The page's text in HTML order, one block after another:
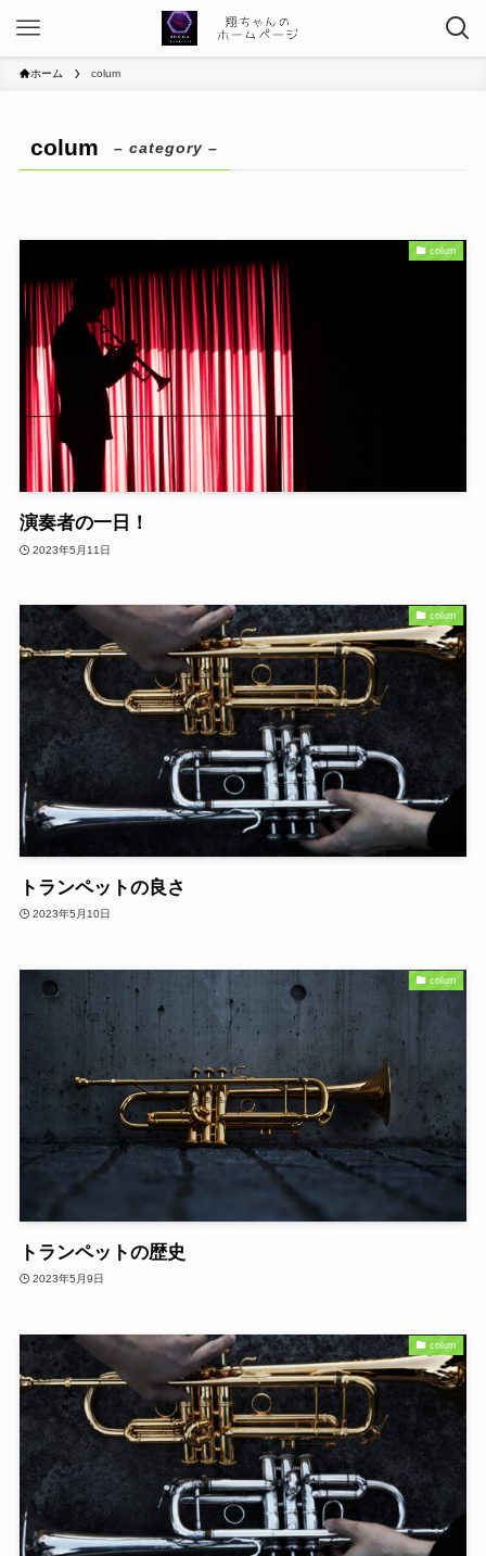
ホーム colum
colum – category –
colum
演奏者の一日！
2023年5月11日
colum
トランペットの良さ
2023年5月10日
colum
トランペットの歴史
2023年5月9日
colum